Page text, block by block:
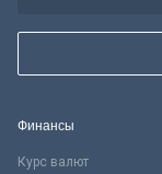
Финансы
Курс валют